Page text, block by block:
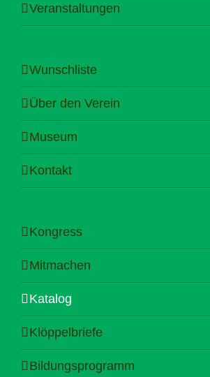
Veranstaltungen
Wunschliste
Über den Verein
Museum
Kontakt
Kongress
Mitmachen
Katalog
Klöppelbriefe
Bildungsprogramm